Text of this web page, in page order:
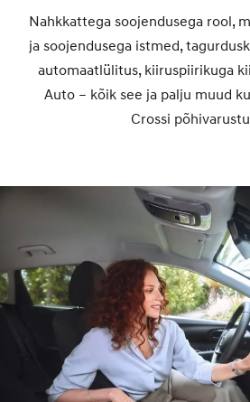
Nahkkattega soojendusega rool,
ja soojendusega istmed,
automaatlülitus, kiiruspiirikuga
Auto – kõik see ja palju muud
Crossi